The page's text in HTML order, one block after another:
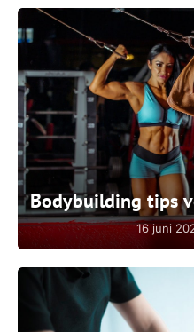
Bodybuilding tips
16 juni